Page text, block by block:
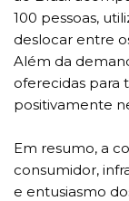
100 pessoas,
deslocar entre
Além da
oferecidas para
positivamente
Em resumo, a
consumidor,
e entusiasmo